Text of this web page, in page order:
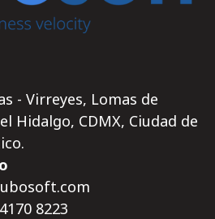
- Virreyes, Lomas de
Hidalgo, CDMX, Ciudad de
4170 8223